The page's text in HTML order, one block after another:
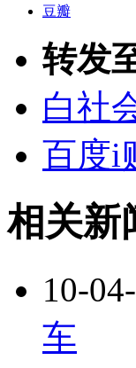
豆瓣
转发
白社
百度i
相关新
10-
车